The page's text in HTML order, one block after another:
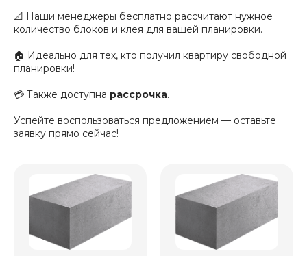
📐 Наши менеджеры бесплатно рассчитают нужное
количество блоков и клея для вашей планировки.
🏠 Идеально для тех, кто получил квартиру свободной
планировки!
💳 Также доступна рассрочка.
Успейте воспользоваться предложением — оставьте
заявку прямо сейчас!